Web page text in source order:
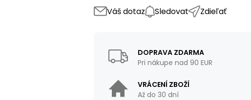
Váš dotaz Sledovat Zdieľať
DOPRAVA ZDARMA
Pri nákupe nad 90 EUR
VRÁCENÍ ZBOŽÍ
Až do 30 dní